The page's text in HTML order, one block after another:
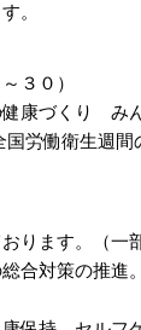
。
３０）
康づくり み
労働衛生週
ります。（一
合対策の推進